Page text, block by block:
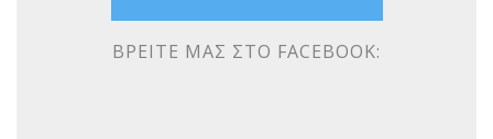
ΒΡΕΊΤΕ ΜΑΣ ΣΤΟ FACEBOOK: